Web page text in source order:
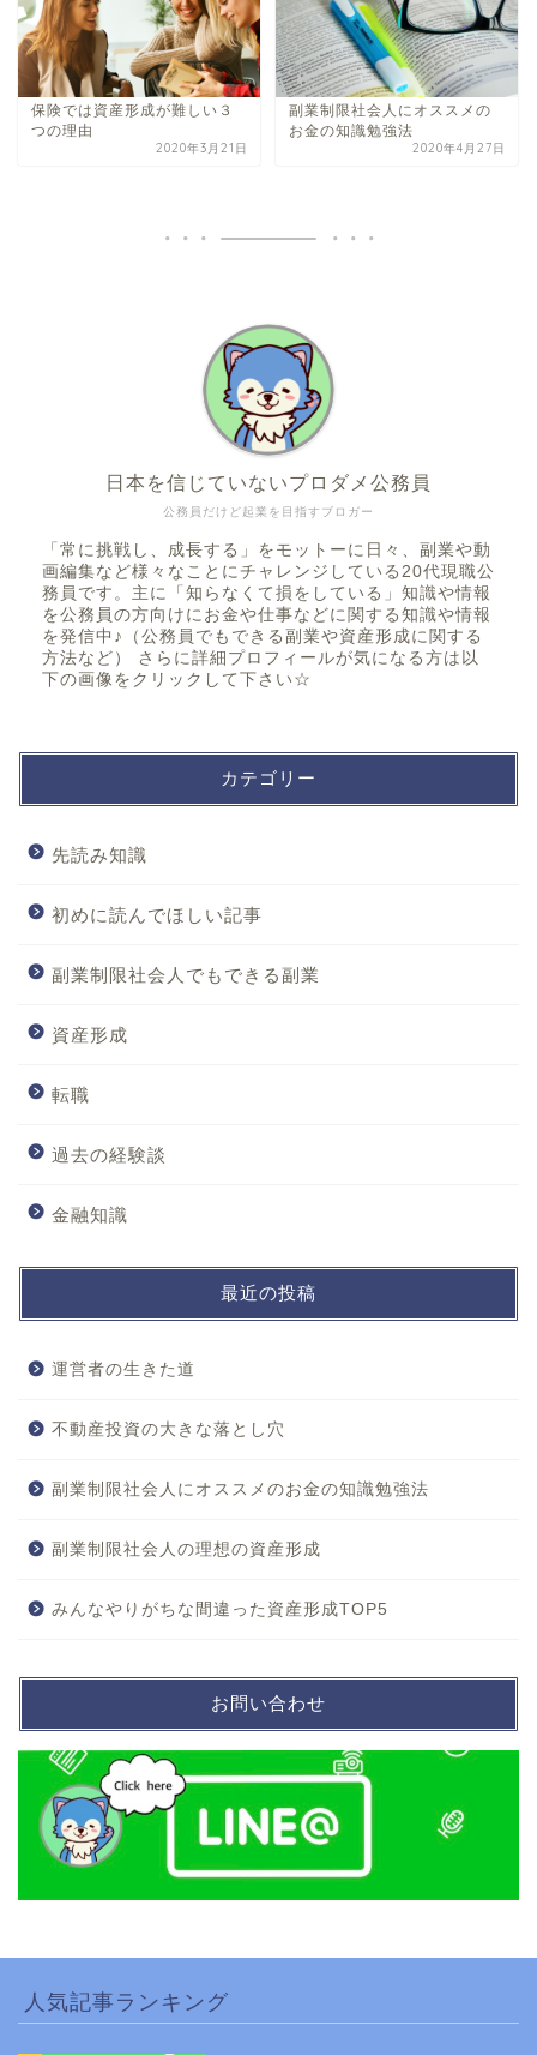
保険では資産形成が難しい３
つの理由
2020年3月21日
副業制限社会人にオススメの
お金の知識勉強法
2020年4月27日
公務員だけど起業を目指すブロガー
日本を信じていないプロダメ公務員
「常に挑戦し、成長する」をモットーに日々、副業や動
画編集など様々なことにチャレンジしている20代現職公
務員です。主に「知らなくて損をしている」知識や情報
を公務員の方向けにお金や仕事などに関する知識や情報
を発信中♪（公務員でもできる副業や資産形成に関する
方法など） さらに詳細プロフィールが気になる方は以
下の画像をクリックして下さい☆
カテゴリー
先読み知識
初めに読んでほしい記事
副業制限社会人でもできる副業
資産形成
転職
過去の経験談
金融知識
最近の投稿
運営者の生きた道
不動産投資の大きな落とし穴
副業制限社会人にオススメのお金の知識勉強法
副業制限社会人の理想の資産形成
みんなやりがちな間違った資産形成TOP5
お問い合わせ
人気記事ランキング